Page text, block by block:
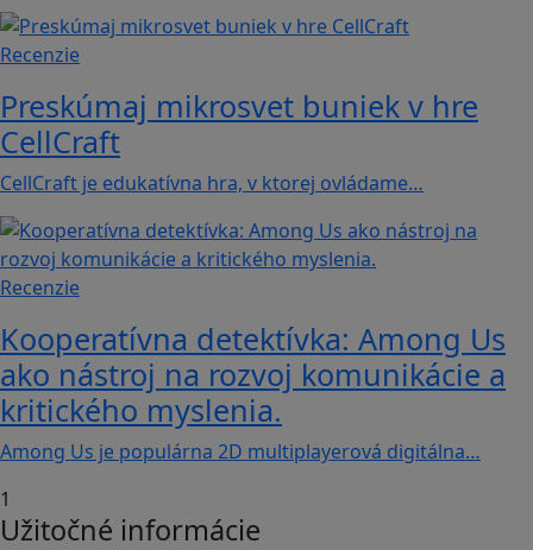
Recenzie
Preskúmaj mikrosvet buniek v hre
CellCraft
CellCraft je edukatívna hra, v ktorej ovládame…
Recenzie
Kooperatívna detektívka: Among Us
ako nástroj na rozvoj komunikácie a
kritického myslenia.
Among Us je populárna 2D multiplayerová digitálna…
1
Užitočné informácie